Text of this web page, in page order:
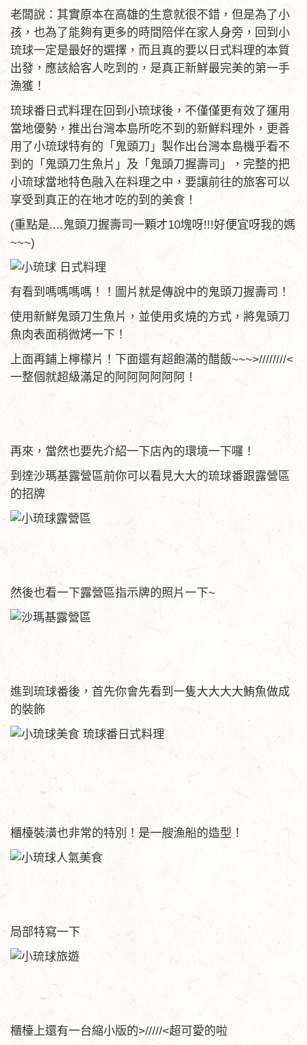
老闆說：其實原本在高雄的生意就很不錯，但是為了小
孩，也為了能夠有更多的時間陪伴在家人身旁，回到小
琉球一定是最好的選擇，而且真的要以日式料理的本質
出發，應該給客人吃到的，是真正新鮮最完美的第一手
漁獲！
琉球番日式料理在回到小琉球後，不僅僅更有效了運用
當地優勢，推出台灣本島所吃不到的新鮮料理外，更善
用了小琉球特有的「鬼頭刀」製作出台灣本島機乎看不
到的「鬼頭刀生魚片」及「鬼頭刀握壽司」，完整的把
小琉球當地特色融入在料理之中，要讓前往的旅客可以
享受到真正的在地才吃的到的美食！
(重點是....鬼頭刀握壽司一顆才10塊呀!!!好便宜呀我的媽
~~~)
有看到嗎嗎嗎嗎！！圖片就是傳說中的鬼頭刀握壽司！
使用新鮮鬼頭刀生魚片，並使用炙燒的方式，將鬼頭刀
魚肉表面稍微烤一下！
上面再鋪上檸檬片！下面還有超飽滿的醋飯~~~>////////<
一整個就超級滿足的阿阿阿阿阿阿！
再來，當然也要先介紹一下店內的環境一下囉！
到達沙瑪基露營區前你可以看見大大的琉球番跟露營區
的招牌
然後也看一下露營區指示牌的照片一下~
進到琉球番後，首先你會先看到一隻大大大大鮪魚做成
的裝飾
櫃檯裝潢也非常的特別！是一艘漁船的造型！
局部特寫一下
櫃檯上還有一台縮小版的>/////<超可愛的啦